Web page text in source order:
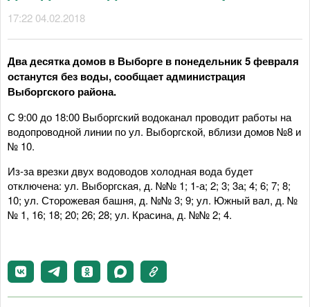
17:22 04.02.2018
Два десятка домов в Выборге в понедельник 5 февраля
останутся без воды, сообщает администрация
Выборгского района.
С 9:00 до 18:00 Выборгский водоканал проводит работы на
водопроводной линии по ул. Выборгской, вблизи домов №8 и
№ 10.
Из-за врезки двух водоводов холодная вода будет
отключена: ул. Выборгская, д. №№ 1; 1-а; 2; 3; 3а; 4; 6; 7; 8;
10; ул. Сторожевая башня, д. №№ 3; 9; ул. Южный вал, д. №
№ 1, 16; 18; 20; 26; 28; ул. Красина, д. №№ 2; 4.